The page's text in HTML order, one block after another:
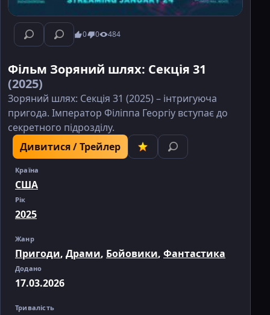
0 0 484
Фільм Зоряний шлях: Секція 31
(2025)
Зоряний шлях: Секція 31 (2025) – інтригуюча
пригода. Імператор Філіппа Георгіу вступає до
секретного підрозділу.
Дивитися / Трейлер
Країна
США
Рік
2025
Жанр
Пригоди, Драми, Бойовики, Фантастика
Додано
17.03.2026
Тривалість